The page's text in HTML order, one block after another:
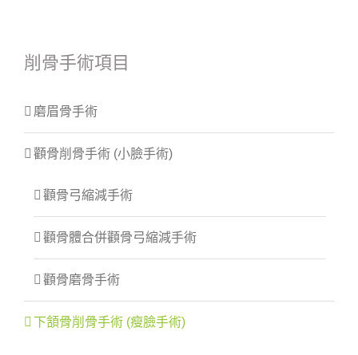
削骨手術項目
磨眉骨手術
顴骨削骨手術 (小臉手術)
顴骨弓縮減手術
顴骨體合併顴骨弓縮減手術
顴骨磨骨手術
下頷骨削骨手術 (瘦臉手術)